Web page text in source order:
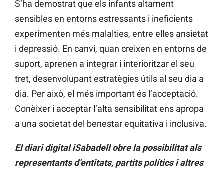
S’ha demostrat que els infants altament
sensibles en entorns estressants i ineficients
experimenten més malalties, entre elles ansietat
i depressió. En canvi, quan creixen en entorns de
suport, aprenen a integrar i interioritzar el seu
tret, desenvolupant estratègies útils al seu dia a
dia. Per això, el més important és l’acceptació.
Conèixer i acceptar l’alta sensibilitat ens apropa
a una societat del benestar equitativa i inclusiva.
El diari digital iSabadell obre la possibilitat als
representants d’entitats, partits polítics i altres